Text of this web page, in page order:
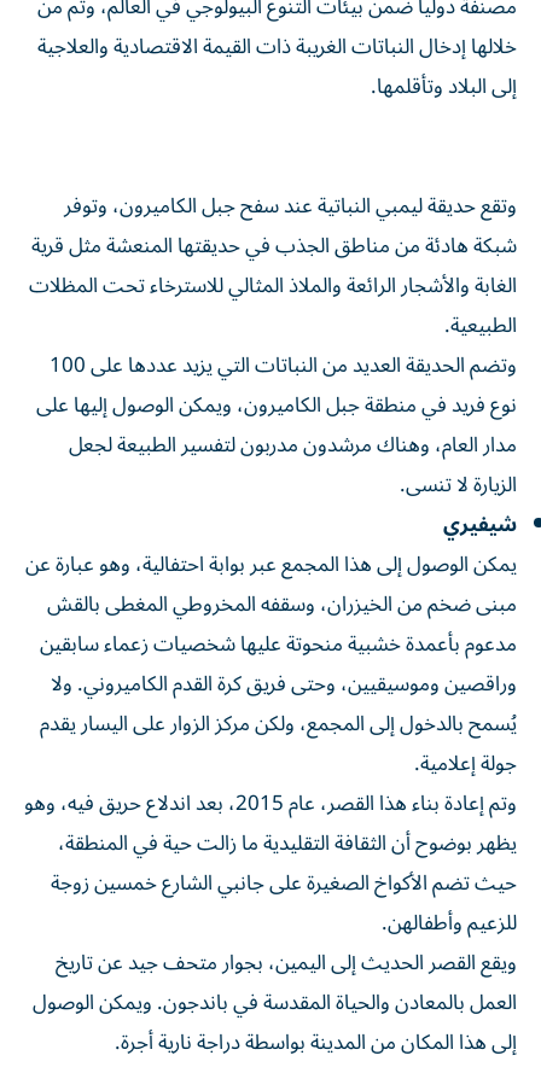
خلالها إدخال النباتات الغريبة ذات القيمة الاقتصادية والعلاجية
إلى البلاد وتأقلمها.
وتقع حديقة ليمبي النباتية عند سفح جبل الكاميرون، وتوفر
شبكة هادئة من مناطق الجذب في حديقتها المنعشة مثل قرية
الغابة والأشجار الرائعة والملاذ المثالي للاسترخاء تحت المظلات
الطبيعية.
وتضم الحديقة العديد من النباتات التي يزيد عددها على 100
نوع فريد في منطقة جبل الكاميرون، ويمكن الوصول إليها على
مدار العام، وهناك مرشدون مدربون لتفسير الطبيعة لجعل
الزيارة لا تنسى.
شيفيري
يمكن الوصول إلى هذا المجمع عبر بوابة احتفالية، وهو عبارة عن
مبنى ضخم من الخيزران، وسقفه المخروطي المغطى بالقش
مدعوم بأعمدة خشبية منحوتة عليها شخصيات زعماء سابقين
وراقصين وموسيقيين، وحتى فريق كرة القدم الكاميروني. ولا
يُسمح بالدخول إلى المجمع، ولكن مركز الزوار على اليسار يقدم
جولة إعلامية.
وتم إعادة بناء هذا القصر، عام 2015، بعد اندلاع حريق فيه، وهو
يظهر بوضوح أن الثقافة التقليدية ما زالت حية في المنطقة،
حيث تضم الأكواخ الصغيرة على جانبي الشارع خمسين زوجة
للزعيم وأطفالهن.
ويقع القصر الحديث إلى اليمين، بجوار متحف جيد عن تاريخ
العمل بالمعادن والحياة المقدسة في باندجون. ويمكن الوصول
إلى هذا المكان من المدينة بواسطة دراجة نارية أجرة.